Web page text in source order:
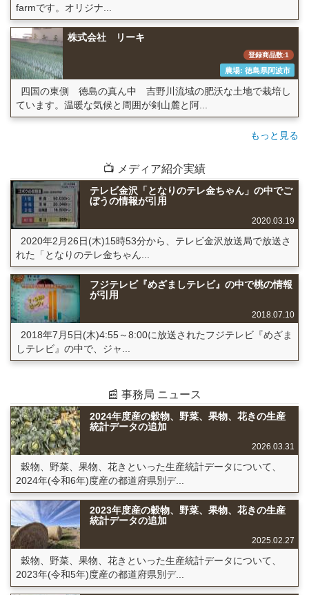
farmです。オリジナ...
株式会社 リーキ
登録商品数:1
農場: 徳島県阿波市
四国の東側 徳島の真ん中 吉野川流域の肥沃な土地で栽培し
ています。温暖な気候と周囲が剣山麓と阿...
もっと見る
📺 メディア紹介実績
テレビ金沢「となりのテレ金ちゃん」の中でご
ぼうの情報が引用
2020.03.19
2020年2月26日(木)15時53分から、テレビ金沢放送局で放送さ
れた「となりのテレ金ちゃん...
フジテレビ『めざましテレビ』の中で桃の情報
が引用
2018.07.10
2018年7月5日(木)4:55～8:00に放送されたフジテレビ『めざま
しテレビ』の中で、ジャ...
📰 事務局 ニュース
2024年度産の穀物、野菜、果物、花きの生産
統計データの追加
2026.03.31
穀物、野菜、果物、花きといった生産統計データについて、
2024年(令和6年)度産の都道府県別デ...
2023年度産の穀物、野菜、果物、花きの生産
統計データの追加
2025.02.27
穀物、野菜、果物、花きといった生産統計データについて、
2023年(令和5年)度産の都道府県別デ...